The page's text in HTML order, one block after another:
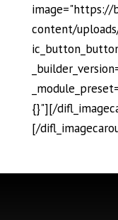
image="https://
content/
{}"][/
[/